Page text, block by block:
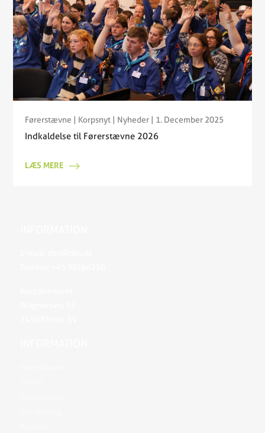
Førerstævne Korpsnyt Nyheder | 1. December 2025
Indkaldelse til Førerstævne 2026
LÆS MERE